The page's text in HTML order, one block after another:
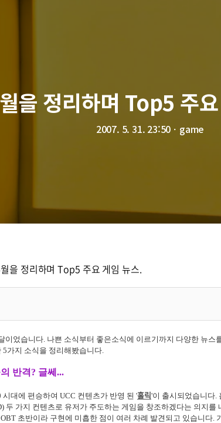
을 정리하며 Top5 주
2007. 5. 31. 23:50 ㆍ game
을 정리하며 Top5 주요 게임 뉴스.
이었습니다. 나쁜 소식부터 좋은소식에 이르기까지 다양한 뉴스
가지 소식을 정리해봤습니다.
반격? 글쎄...
시대에 편승하여 UCC 컨텐츠가 반영 된 '홀릭'이 출시되었습니다.
두 가지 컨텐츠로 유저가 주도하는 게임을 창조하겠다는 의지
초반이라 구현에 미흡한 점이 여러 차례 발견되고 있습니다.